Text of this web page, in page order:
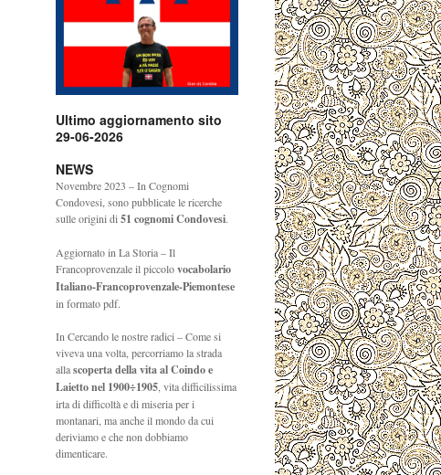
Ultimo aggiornamento sito
29-06-2026
NEWS
Novembre 2023 – In Cognomi
Condovesi, sono pubblicate le ricerche
sulle origini di51 cognomi Condovesi.
Aggiornato in La Storia – Il
Francoprovenzale il piccolovocabolario
Italiano-Francoprovenzale-Piemontese
in formato pdf.
In Cercando le nostre radici – Come si
viveva una volta, percorriamo la strada
allascoperta della vita al Coindo e
Laietto nel 1900÷1905, vita difficilissima
irta di difficoltà e di miseria per i
montanari, ma anche il mondo da cui
deriviamo e che non dobbiamo
dimenticare.